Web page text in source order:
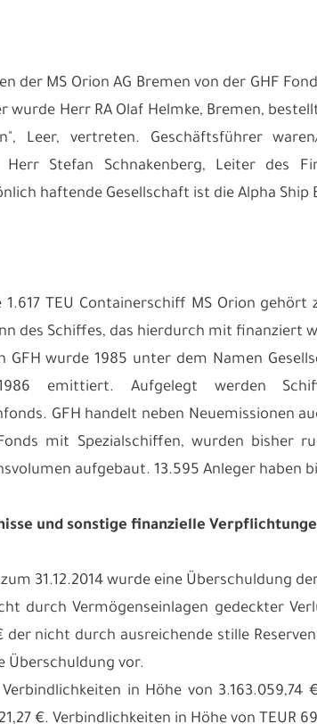
der MS Orion AG Bremen von der GHF
wurde Herr RA Olaf Helmke, Bremen,
Leer, vertreten. Geschäftsführer
Herr Stefan Schnakenberg, Leiter des
haftende Gesellschaft ist die Alpha
1.617 TEU Containerschiff MS Orion
des Schiffes, das hierdurch mit finanziert
GFH wurde 1985 unter dem Namen
emittiert. Aufgelegt werden
GFH handelt neben Neuemissionen
mit Spezialschiffen, wurden bisher
aufgebaut. 13.595 Anleger haben
und sonstige finanzielle
31.12.2014 wurde eine Überschuldung
durch Vermögenseinlagen gedeckter
der nicht durch ausreichende stille
Überschuldung vor.
in Höhe von
€. Verbindlichkeiten in Höhe von TEUR